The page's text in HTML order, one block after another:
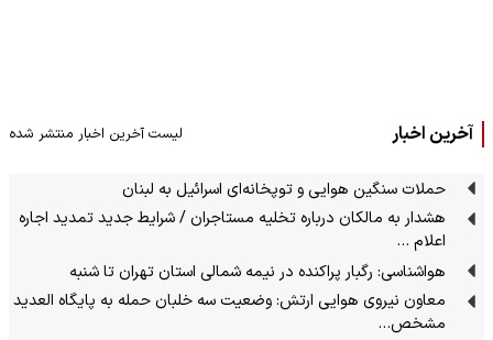
آخرین اخبار لیست آخرین اخبار منتشر شده
حملات سنگین هوایی و توپخانه‌ای اسرائیل به لبنان
هشدار به مالکان درباره تخلیه مستاجران / شرایط جدید تمدید اجاره
اعلام …
هواشناسی: رگبار پراکنده در نیمه شمالی استان تهران تا شنبه
معاون نیروی هوایی ارتش: وضعیت سه خلبان حمله به پایگاه العدید
مشخص…